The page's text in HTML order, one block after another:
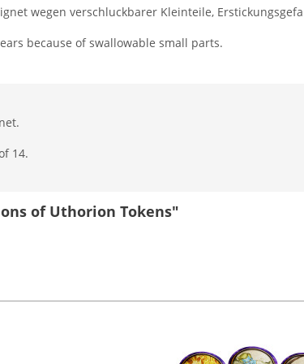
wegen verschluckbarer Kleinteile,
because of swallowable small parts.
14.
of Uthorion Tokens"